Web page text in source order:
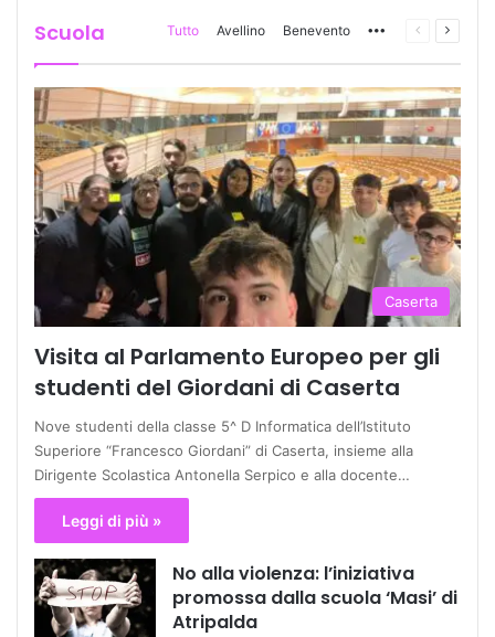
Scuola Tutto Avellino Benevento More Pagina
Caserta
Visita al Parlamento Europeo per gli
studenti del Giordani di Caserta
Nove studenti della classe 5^ D Informatica dell’Istituto
Superiore “Francesco Giordani” di Caserta, insieme alla
Dirigente Scolastica Antonella Serpico e alla docente…
Leggi di più »
No alla violenza: l’iniziativa
promossa dalla scuola ‘Masi’ di
Atripalda